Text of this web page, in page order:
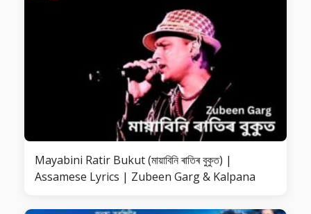
Mayabini Ratir Bukut (মায়াবিনি ৰাতিৰ বুকুত) |
Assamese Lyrics | Zubeen Garg & Kalpana